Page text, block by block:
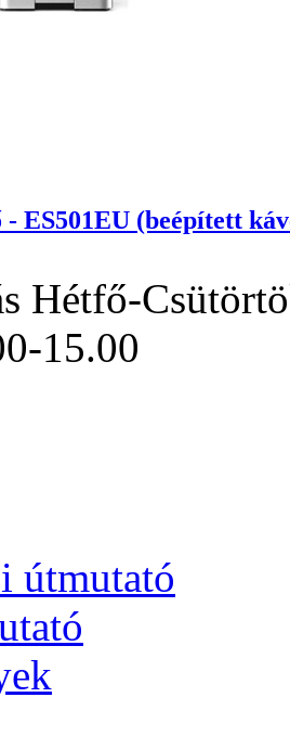
ES501EU (beépített
Hétfő-
15.00
útmutató